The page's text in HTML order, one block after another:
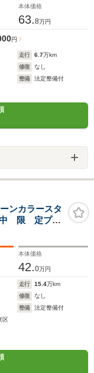
本体価格
63.8万円
円
走行 6.7万km
修復
なし
整備
法定整備付
ンカラースタ
限 定プ
本体価格
42.0万円
走行 15.4万km
修復
なし
整備
法定整備付
区